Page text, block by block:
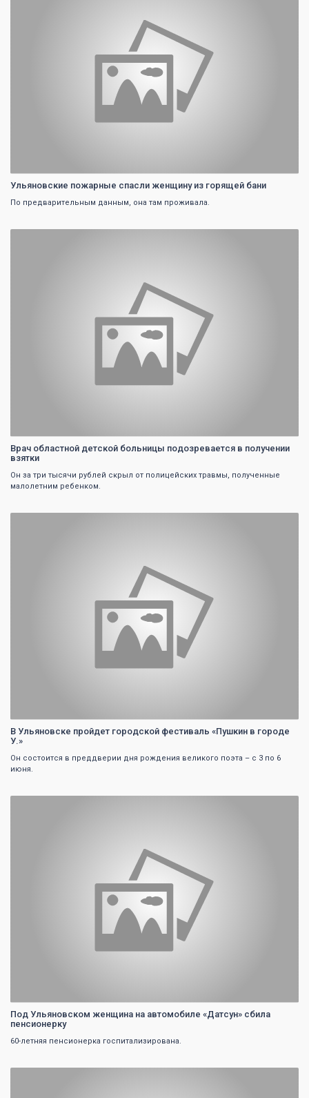
Ульяновские пожарные спасли женщину из горящей бани
По предварительным данным, она там проживала.
Врач областной детской больницы подозревается в получении
взятки
Он за три тысячи рублей скрыл от полицейских травмы, полученные
малолетним ребенком.
В Ульяновске пройдет городской фестиваль «Пушкин в городе
У.»
Он состоится в преддверии дня рождения великого поэта – с 3 по 6
июня.
Под Ульяновском женщина на автомобиле «Датсун» сбила
пенсионерку
60-летняя пенсионерка госпитализирована.